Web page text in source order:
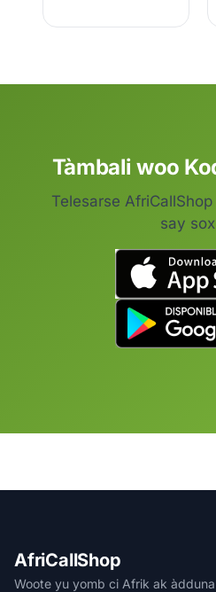
Tàmbali woo
Telesarse
say
AfriCallShop
Woote yu yomb ci Afrik ak